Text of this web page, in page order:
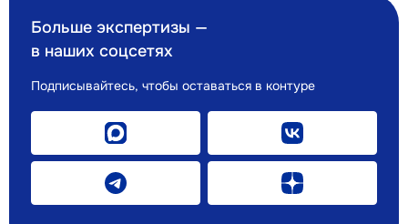
Больше экспертизы —
в наших соцсетях
Подписывайтесь, чтобы оставаться в контуре